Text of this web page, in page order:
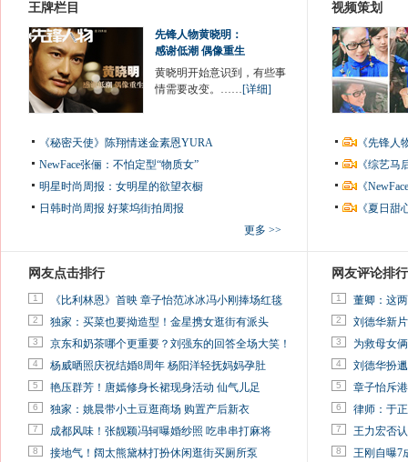
王牌栏目
先锋人物黄晓明：
感谢低潮 偶像重生
黄晓明开始意识到，有些事
情需要改变。……[详细]
《秘密天使》陈翔情迷金素恩YURA
NewFace张俪：不怕定型“物质女”
明星时尚周报：女明星的欲望衣橱
日韩时尚周报 好莱坞街拍周报
更多 >>
视频策划
《先锋
《综艺
《
《夏日
网友点击排行
1 《比利林恩》首映 章子怡范冰冰冯小刚捧场红毯
2 独家：买菜也要拗造型！金星携女逛街有派头
3 京东和奶茶哪个更重要？刘强东的回答全场大笑！
4 杨威晒照庆祝结婚8周年 杨阳洋轻抚妈妈孕肚
5 艳压群芳！唐嫣修身长裙现身活动 仙气儿足
6 独家：姚晨带小土豆逛商场 购置产后新衣
7 成都风味！张靓颖冯轲曝婚纱照 吃串串打麻将
8 接地气！阔太熊黛林打扮休闲逛街买厕所泵
网友评论排行
1 董卿：这
2 刘德华新
3 为救母女
4 刘德华扮
5 章子怡斥
6 律师：于
7 王力宏否
8 王刚自曝7